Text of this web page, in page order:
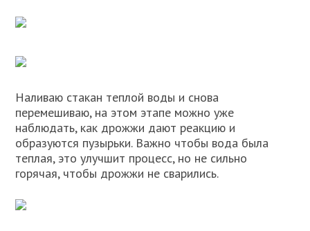
Наливаю стакан теплой воды и снова
перемешиваю, на этом этапе можно уже
наблюдать, как дрожжи дают реакцию и
образуются пузырьки. Важно чтобы вода была
теплая, это улучшит процесс, но не сильно
горячая, чтобы дрожжи не сварились.